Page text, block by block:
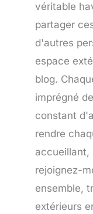
véritable
partager
d'autres
espace
blog.
imprégné
constant
rendre
accueillant,
rejoignez-
ensemble,
extérieurs